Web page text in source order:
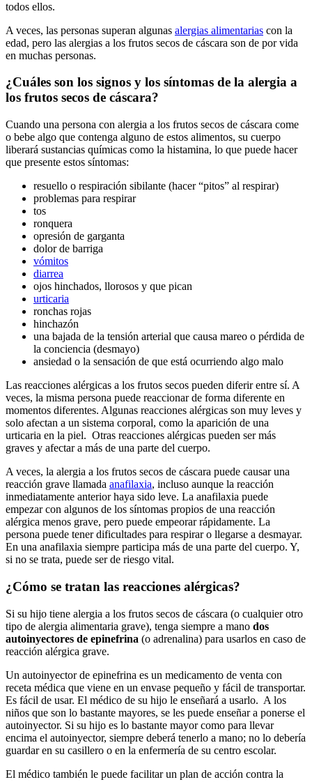
todos ellos.
A veces, las personas superan algunas alergias alimentarias con la
edad, pero las alergias a los frutos secos de cáscara son de por vida
en muchas personas.
¿Cuáles son los signos y los síntomas de la alergia a
los frutos secos de cáscara?
Cuando una persona con alergia a los frutos secos de cáscara come
o bebe algo que contenga alguno de estos alimentos, su cuerpo
liberará sustancias químicas como la histamina, lo que puede hacer
que presente estos síntomas:
resuello o respiración sibilante (hacer “pitos” al respirar)
problemas para respirar
tos
ronquera
opresión de garganta
dolor de barriga
vómitos
diarrea
ojos hinchados, llorosos y que pican
urticaria
ronchas rojas
hinchazón
una bajada de la tensión arterial que causa mareo o pérdida de
la conciencia (desmayo)
ansiedad o la sensación de que está ocurriendo algo malo
Las reacciones alérgicas a los frutos secos pueden diferir entre sí. A
veces, la misma persona puede reaccionar de forma diferente en
momentos diferentes. Algunas reacciones alérgicas son muy leves y
solo afectan a un sistema corporal, como la aparición de una
urticaria en la piel. Otras reacciones alérgicas pueden ser más
graves y afectar a más de una parte del cuerpo.
A veces, la alergia a los frutos secos de cáscara puede causar una
reacción grave llamada anafilaxia, incluso aunque la reacción
inmediatamente anterior haya sido leve. La anafilaxia puede
empezar con algunos de los síntomas propios de una reacción
alérgica menos grave, pero puede empeorar rápidamente. La
persona puede tener dificultades para respirar o llegarse a desmayar.
En una anafilaxia siempre participa más de una parte del cuerpo. Y,
si no se trata, puede ser de riesgo vital.
¿Cómo se tratan las reacciones alérgicas?
Si su hijo tiene alergia a los frutos secos de cáscara (o cualquier otro
tipo de alergia alimentaria grave), tenga siempre a mano dos
autoinyectores de epinefrina (o adrenalina) para usarlos en caso de
reacción alérgica grave.
Un autoinyector de epinefrina es un medicamento de venta con
receta médica que viene en un envase pequeño y fácil de transportar.
Es fácil de usar. El médico de su hijo le enseñará a usarlo. A los
niños que son lo bastante mayores, se les puede enseñar a ponerse el
autoinyector. Si su hijo es lo bastante mayor como para llevar
encima el autoinyector, siempre deberá tenerlo a mano; no lo debería
guardar en su casillero o en la enfermería de su centro escolar.
El médico también le puede facilitar un plan de acción contra la